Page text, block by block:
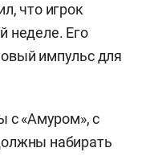
что игрок
неделе. Его
импульс для
с «Амуром», с
набирать